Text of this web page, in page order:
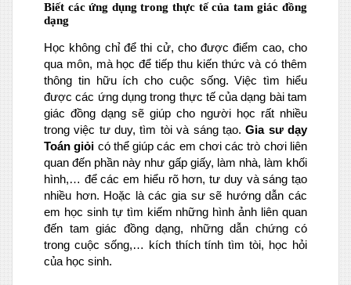
Biết các ứng dụng trong thực tế của tam giác đồng
dạng
Học không chỉ để thi cử, cho được điểm cao, cho
qua môn, mà học để tiếp thu kiến thức và có thêm
thông tin hữu ích cho cuộc sống. Việc tìm hiểu
được các ứng dụng trong thực tế của dạng bài tam
giác đồng dạng sẽ giúp cho người học rất nhiều
trong việc tư duy, tìm tòi và sáng tạo.Gia sư dạy
Toán giỏi có thể giúp các em chơi các trò chơi liên
quan đến phần này như gấp giấy, làm nhà, làm khối
hình,… để các em hiểu rõ hơn, tư duy và sáng tạo
nhiều hơn. Hoặc là các gia sư sẽ hướng dẫn các
em học sinh tự tìm kiếm những hình ảnh liên quan
đến tam giác đồng dạng, những dẫn chứng có
trong cuộc sống,… kích thích tính tìm tòi, học hỏi
của học sinh.